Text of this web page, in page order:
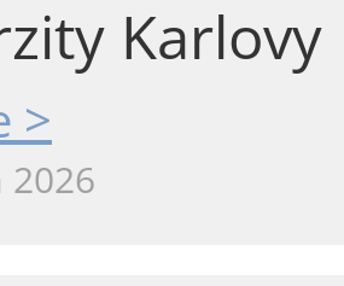
Karlovy
>
2026